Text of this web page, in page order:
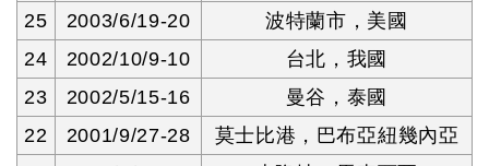
25
2003/6/19-20
波特蘭市，美國
24
2002/10/9-10
台北，我國
23
2002/5/15-16
曼谷，泰國
22
2001/9/27-28
莫士比港，巴布亞紐幾內亞